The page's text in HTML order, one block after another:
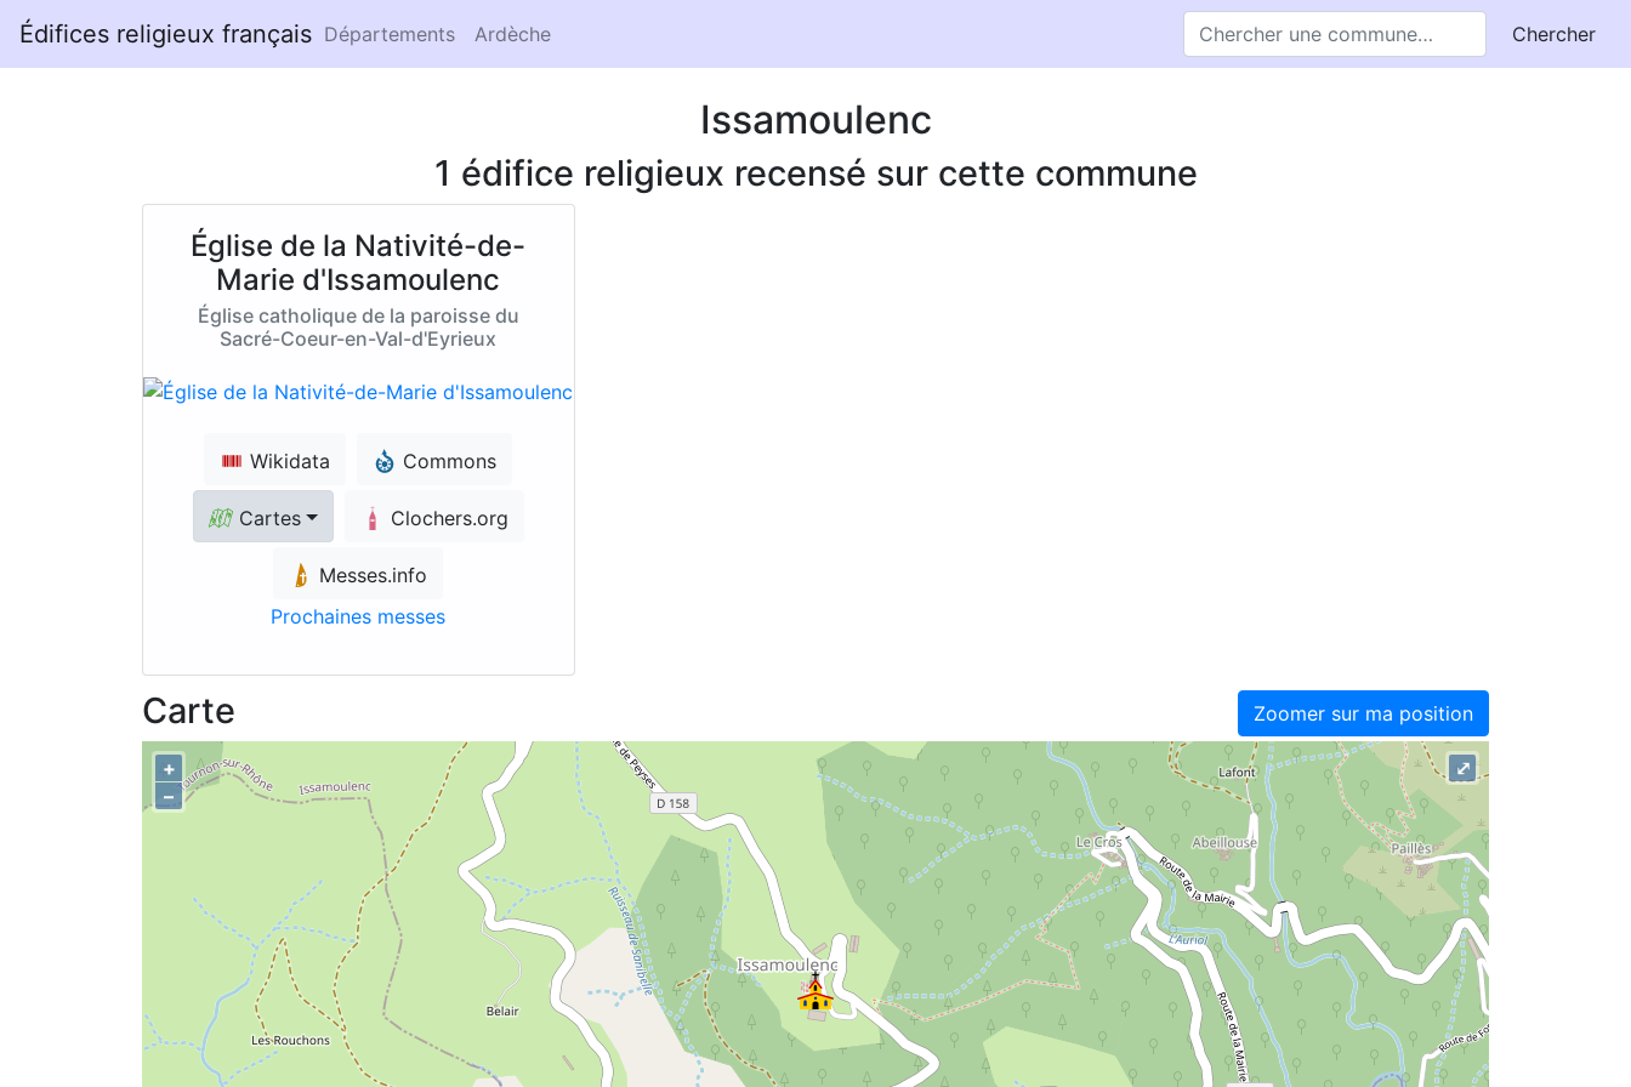
Édifices religieux français Départements Ardèche Chercher
Issamoulenc
1 édifice religieux recensé sur cette commune
Église de la Nativité-de-
Marie d'Issamoulenc
Église catholique de la paroisse du
Sacré-Coeur-en-Val-d'Eyrieux
Wikidata Commons
Cartes Clochers.org
Messes.info
Prochaines messes
Zoomer sur ma position
Carte
+
–
⤢